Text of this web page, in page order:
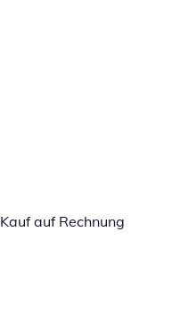
Kauf auf Rechnung